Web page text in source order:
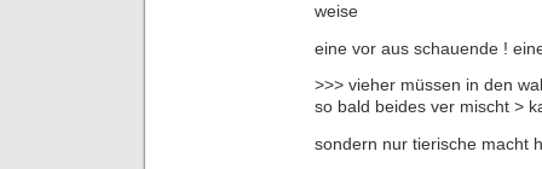
weise
eine vor aus schauende !
>>> vieher müssen in den
so bald beides ver mischt >
sondern nur tierische macht